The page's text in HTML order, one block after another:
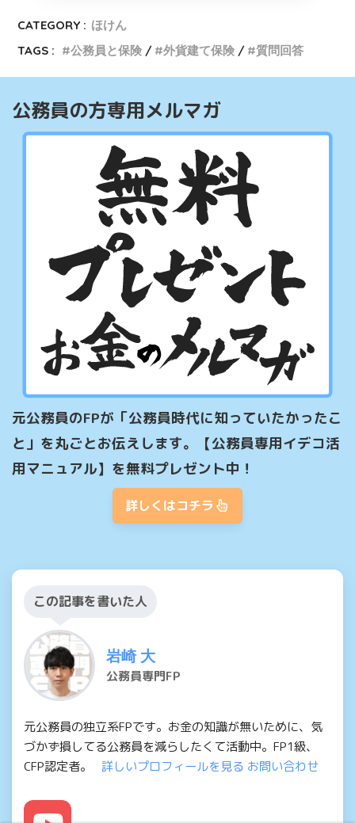
CATEGORY : ほけん
TAGS :
公務員と保険 外貨建て保険 質問回答
公務員の方専用メルマガ
元公務員のFPが「公務員時代に知っていたかったこ
と」を丸ごとお伝えします。【公務員専用イデコ活
用マニュアル】を無料プレゼント中！
詳しくはコチラ
この記事を書いた人
岩崎 大
公務員専門FP
元公務員の独立系FPです。お金の知識が無いために、気
づかず損してる公務員を減らしたくて活動中。FP1級、
CFP認定者。 詳しいプロフィールを見る お問い合わせ